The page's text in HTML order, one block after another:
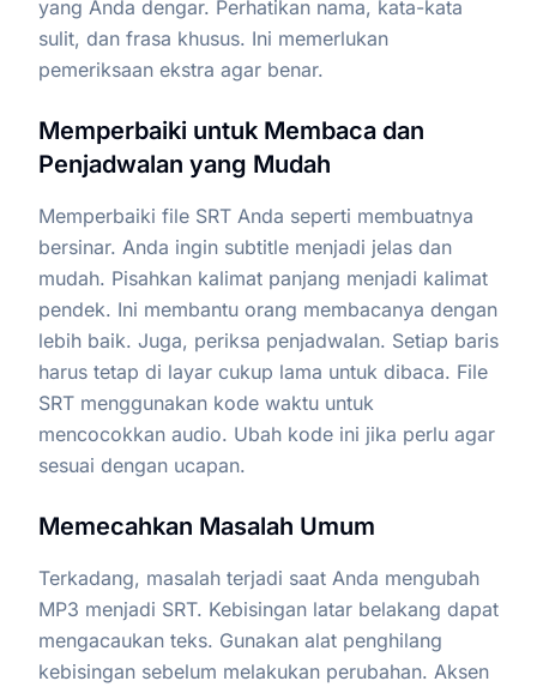
yang Anda dengar. Perhatikan nama, kata-kata
sulit, dan frasa khusus. Ini memerlukan
pemeriksaan ekstra agar benar.
Memperbaiki untuk Membaca dan
Penjadwalan yang Mudah
Memperbaiki file SRT Anda seperti membuatnya
bersinar. Anda ingin subtitle menjadi jelas dan
mudah. Pisahkan kalimat panjang menjadi kalimat
pendek. Ini membantu orang membacanya dengan
lebih baik. Juga, periksa penjadwalan. Setiap baris
harus tetap di layar cukup lama untuk dibaca. File
SRT menggunakan kode waktu untuk
mencocokkan audio. Ubah kode ini jika perlu agar
sesuai dengan ucapan.
Memecahkan Masalah Umum
Terkadang, masalah terjadi saat Anda mengubah
MP3 menjadi SRT. Kebisingan latar belakang dapat
mengacaukan teks. Gunakan alat penghilang
kebisingan sebelum melakukan perubahan. Aksen